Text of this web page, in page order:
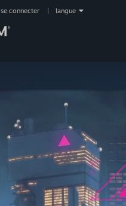
se connecter langue